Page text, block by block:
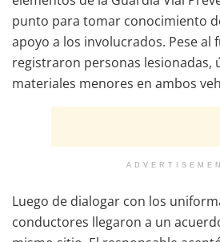
punto para tomar conocimiento
apoyo a los involucrados. Pese al
registraron personas lesionadas,
materiales menores en ambos
Luego de dialogar con los
conductores llegaron a un